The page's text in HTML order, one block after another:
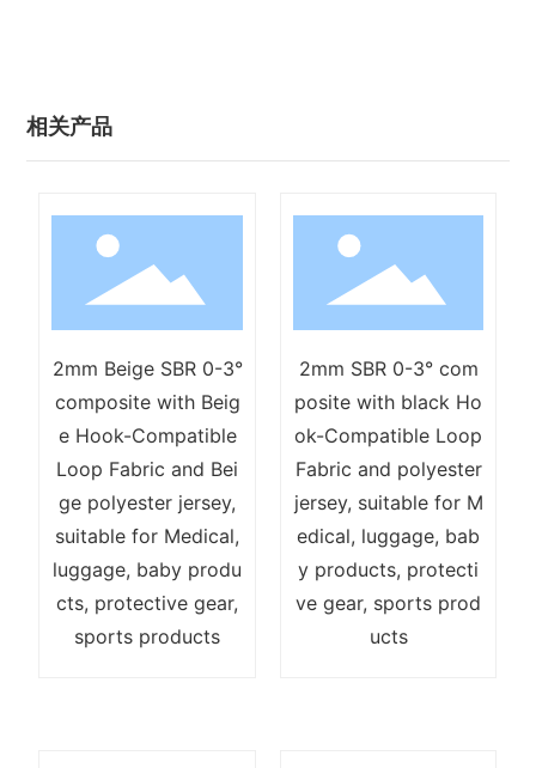
相关产品
2mm Beige SBR 0-3°
composite with Beig
e Hook-Compatible
Loop Fabric and Bei
ge polyester jersey,
suitable for Medical,
luggage, baby produ
cts, protective gear,
sports products
2mm SBR 0-3° com
posite with black Ho
ok-Compatible Loop
Fabric and polyester
jersey, suitable for M
edical, luggage, bab
y products, protecti
ve gear, sports prod
ucts